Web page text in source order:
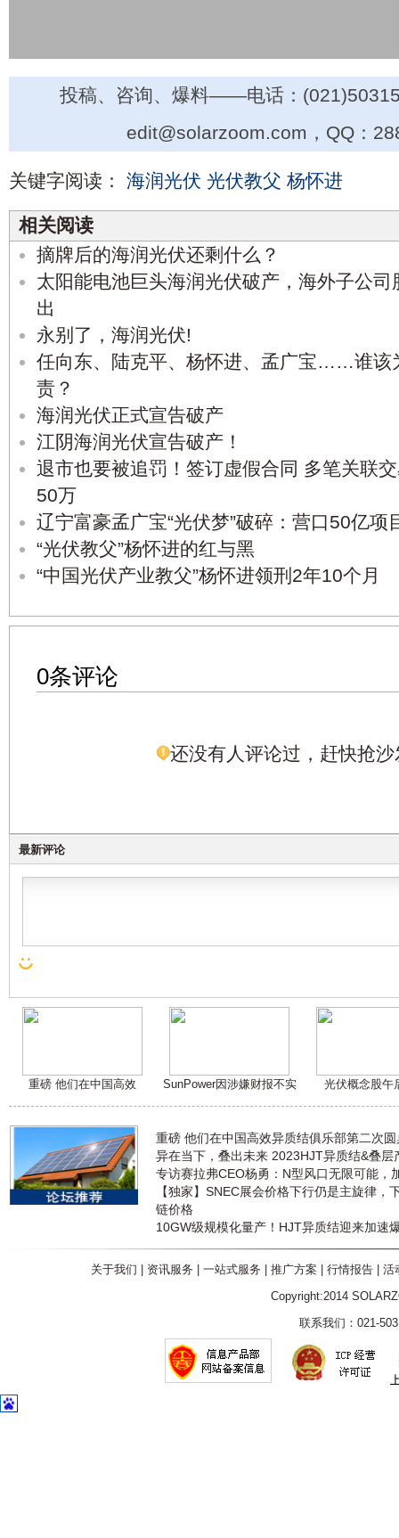
投稿、咨询、爆料——电话：
edit@solarzoom.com，QQ：
关键字阅读： 海润光伏 光伏教父 杨怀进
相关阅读
摘牌后的海润光伏还剩什么？
太阳能电池巨头海润光伏破产，海外子公
出
永别了，海润光伏!
任向东、陆克平、杨怀进、孟广宝……谁该
责？
海润光伏正式宣告破产
江阴海润光伏宣告破产！
退市也要被追罚！签订虚假合同 多笔关联
50万
辽宁富豪孟广宝“光伏梦”破碎：营口50亿项
“光伏教父”杨怀进的红与黑
“中国光伏产业教父”杨怀进领刑2年10个月
0条评论
还没有人评论过，赶快抢沙
最新评论
重磅 他们在中国高效 SunPower因涉嫌财报不实 光伏概念股午
重磅 他们在中国高效异质结俱乐部第二次
异在当下，叠出未来 2023HJT异质结&叠层
专访赛拉弗CEO杨勇：N型风口无限可能，
【独家】SNEC展会价格下行仍是主旋律，
链价格
10GW级规模化量产！HJT异质结迎来加速
关于我们 资讯服务 一站式服务 推广方案 行情报告| 活
Copyright:2014
联系我们：021-